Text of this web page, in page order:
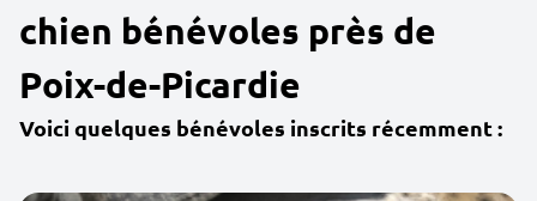
chien bénévoles près de
Poix-de-Picardie
Voici quelques bénévoles inscrits récemment :